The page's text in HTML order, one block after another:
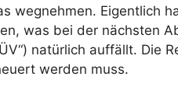
wegnehmen. Eigentlich
was bei der nächsten
natürlich auffällt. Die
werden muss.